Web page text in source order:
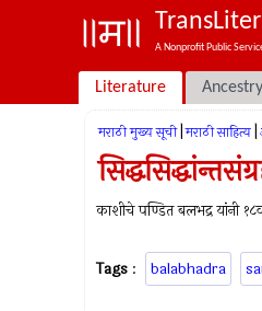
A Nonprofit Public
Literature Ancestry
मराठी मुख्य सूची मराठी साहित्य
काशीचे पण्डित बलभद्र यांनी
Tags : balabhadra